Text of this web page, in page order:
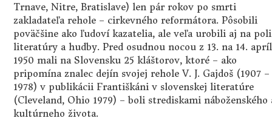
Trnave, Nitre, Bratislave) len pár rokov po smrti
zakladateľa rehole – cirkevného reformátora. Pôsobili
poväčšine ako ľudoví kazatelia, ale veľa urobili aj na poli
literatúry a hudby. Pred osudnou nocou z 13. na 14.
1950 mali na Slovensku 25 kláštorov, ktoré – ako
pripomína znalec dejín svojej rehole V. J. Gajdoš (1907 –
1978) v publikácii Františkáni v slovenskej literatúre
(Cleveland, Ohio 1979) – boli strediskami náboženského
kultúrneho života.